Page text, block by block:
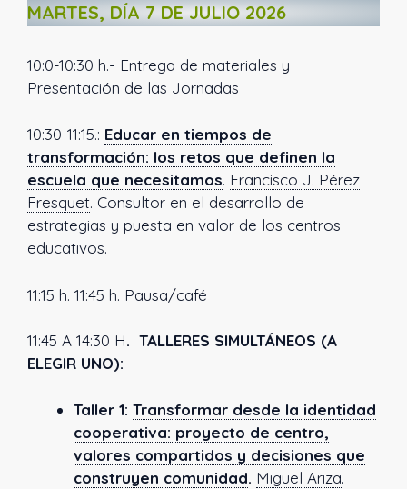
MARTES, DÍA 7 DE JULIO 2026
10:0-10:30 h.- Entrega de materiales y
Presentación de las Jornadas
10:30-11:15.: Educar en tiempos de
transformación: los retos que definen la
escuela que necesitamos. Francisco J. Pérez
Fresquet. Consultor en el desarrollo de
estrategias y puesta en valor de los centros
educativos.
11:15 h. 11:45 h. Pausa/café
11:45 A 14:30 H. TALLERES SIMULTÁNEOS (A
ELEGIR UNO):
Taller 1: Transformar desde la identidad
cooperativa: proyecto de centro,
valores compartidos y decisiones que
construyen comunidad. Miguel Ariza.